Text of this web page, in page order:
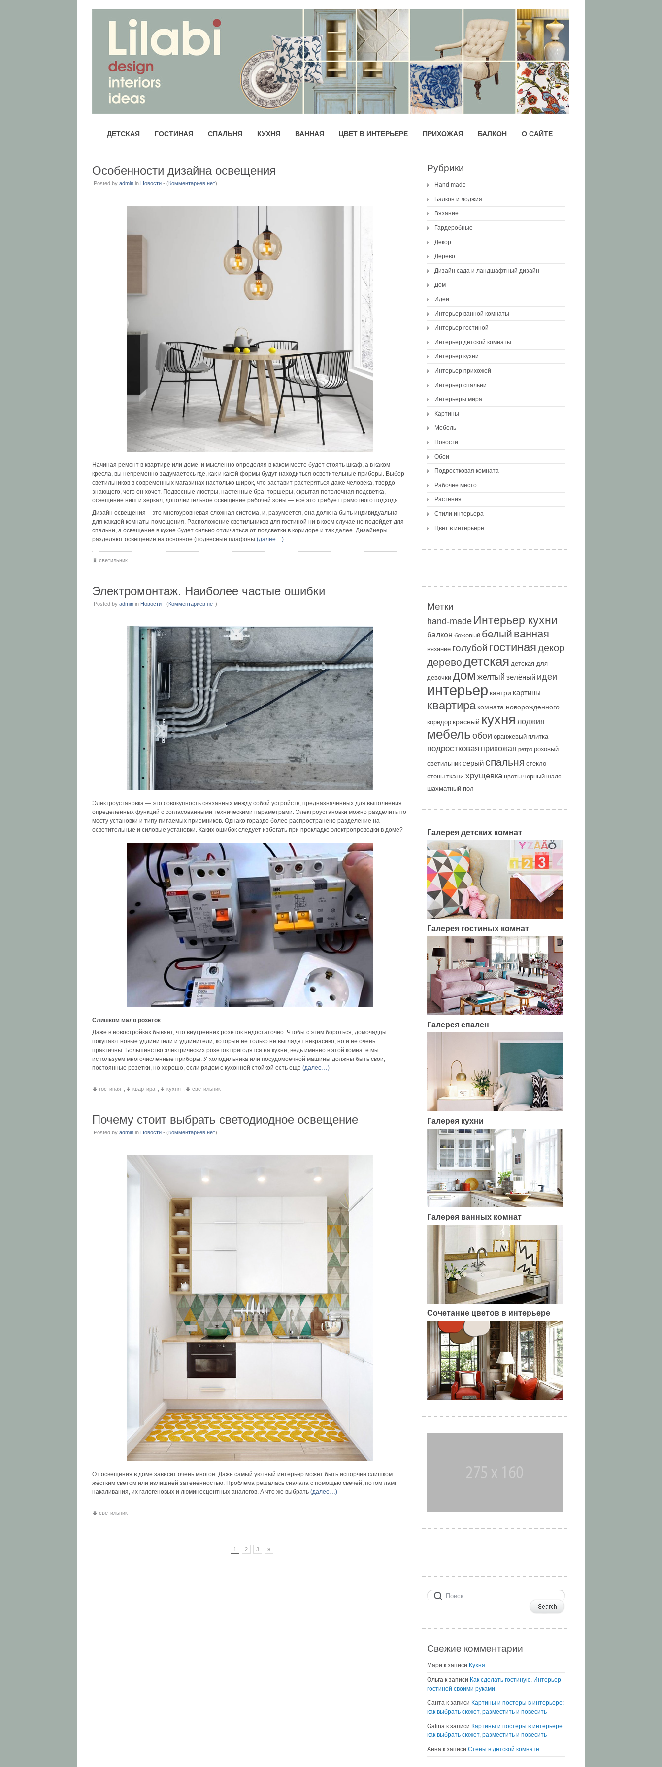
ДЕТСКАЯ ГОСТИНАЯ СПАЛЬНЯ КУХНЯ ВАННАЯ ЦВЕТ В ИНТЕРЬЕРЕ ПРИХОЖАЯ БАЛКОН О САЙТЕ
Особенности дизайна освещения
Posted by admin in Новости - (Комментариев нет)
Начиная ремонт в квартире или доме, и мысленно определяя в каком месте будет стоять шкаф, а в каком
кресла, вы непременно задумаетесь где, как и какой формы будут находиться осветительные приборы. Выбор
светильников в современных магазинах настолько широк, что заставит растеряться даже человека, твердо
знающего, чего он хочет. Подвесные люстры, настенные бра, торшеры, скрытая потолочная подсветка,
освещение ниш и зеркал, дополнительное освещение рабочей зоны — всё это требует грамотного подхода.
Дизайн освещения – это многоуровневая сложная система, и, разумеется, она должна быть индивидуальна
для каждой комнаты помещения. Расположение светильников для гостиной ни в коем случае не подойдет для
спальни, а освещение в кухне будет сильно отличаться от подсветки в коридоре и так далее. Дизайнеры
разделяют освещение на основное (подвесные плафоны (далее…)
светильник
Электромонтаж. Наиболее частые ошибки
Posted by admin in Новости - (Комментариев нет)
Электроустановка — это совокупность связанных между собой устройств, предназначенных для выполнения
определенных функций с согласованными техническими параметрами. Электроустановки можно разделить по
месту установки и типу питаемых приемников. Однако гораздо более распространено разделение на
осветительные и силовые установки. Каких ошибок следует избегать при прокладке электропроводки в доме?
Слишком мало розеток
Даже в новостройках бывает, что внутренних розеток недостаточно. Чтобы с этим бороться, домочадцы
покупают новые удлинители и удлинители, которые не только не выглядят некрасиво, но и не очень
практичны. Большинство электрических розеток пригодятся на кухне, ведь именно в этой комнате мы
используем многочисленные приборы. У холодильника или посудомоечной машины должны быть свои,
постоянные розетки, но хорошо, если рядом с кухонной стойкой есть еще (далее…)
гостиная квартира кухня светильник
Почему стоит выбрать светодиодное освещение
Posted by admin in Новости - (Комментариев нет)
От освещения в доме зависит очень многое. Даже самый уютный интерьер может быть испорчен слишком
жёстким светом или излишней затенённостью. Проблема решалась сначала с помощью свечей, потом ламп
накаливания, их галогеновых и люминесцентных аналогов. А что же выбрать (далее…)
светильник
1 2 3 »
Рубрики
Hand made
Балкон и лоджия
Вязание
Гардеробные
Декор
Дерево
Дизайн сада и ландшафтный дизайн
Дом
Идеи
Интерьер ванной комнаты
Интерьер гостиной
Интерьер детской комнаты
Интерьер кухни
Интерьер прихожей
Интерьер спальни
Интерьеры мира
Картины
Мебель
Новости
Обои
Подростковая комната
Рабочее место
Растения
Стили интерьера
Цвет в интерьере
Метки
hand-made Интерьер кухни
балкон бежевый белый ванная
вязание голубой гостинаядекор
дереводетская детская для
девочки дом желтый зелёный идеи
интерьер кантри картины
квартира комната новорожденного
коридор красный кухня лоджия
мебель обои оранжевый плитка
подростковая прихожая ретро розовый
светильник серый спальня стекло
стены ткани хрущевка цветы черный шале
шахматный пол
Галерея детских комнат
Галерея гостиных комнат
Галерея спален
Галерея кухни
Галерея ванных комнат
Сочетание цветов в интерьере
Свежие комментарии
Мари к записи Кухня
Ольга к записи Как сделать гостиную. Интерьер
гостиной своими руками
Санта к записи Картины и постеры в интерьере:
как выбрать сюжет, разместить и повесить
Galina к записи Картины и постеры в интерьере:
как выбрать сюжет, разместить и повесить
Анна к записи Стены в детской комнате